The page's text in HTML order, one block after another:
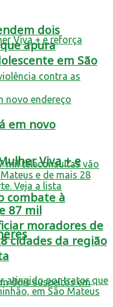
Viva + e
combate à
dois
apura
em São
em novo
87 mil
moradores de
cidades da região